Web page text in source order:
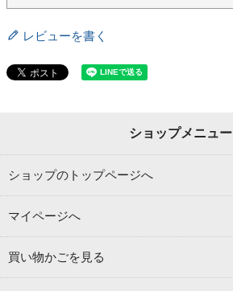
レビューを書く
ショップメニュー
ショップのトップページへ
マイページへ
買い物かごを見る